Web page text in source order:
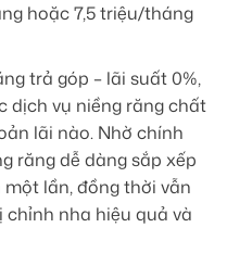
hoặc 7,5 triệu/tháng
trả góp – lãi suất 0%,
dịch vụ niềng răng chất
lãi nào. Nhờ chính
răng dễ dàng sắp xếp
lần, đồng thời vẫn
nha hiệu quả và